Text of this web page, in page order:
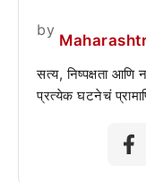
by
सत्य, निष्पक्षता आणि
प्रत्येक घटनेचं